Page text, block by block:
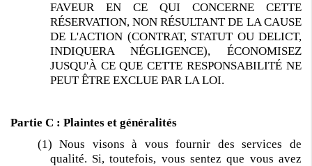
FAVEUR EN CE QUI CONCERNE CETTE
RÉSERVATION, NON RÉSULTANT DE LA CAUSE
DE L'ACTION (CONTRAT, STATUT OU DELICT,
INDIQUERA NÉGLIGENCE), ÉCONOMISEZ
JUSQU'À CE QUE CETTE RESPONSABILITÉ NE
PEUT ÊTRE EXCLUE PAR LA LOI.
Partie C : Plaintes et généralités
(1) Nous visons à vous fournir des services de
qualité. Si, toutefois, vous sentez que vous avez